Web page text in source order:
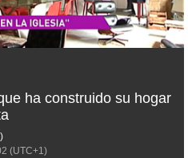
ha construido su hogar
(UTC+1)